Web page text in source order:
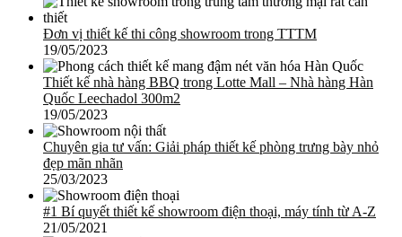
Đơn vị thiết kế thi công showroom trong TTTM
19/05/2023
Thiết kế nhà hàng BBQ trong Lotte Mall – Nhà hàng Hàn
Quốc Leechadol 300m2
19/05/2023
Chuyên gia tư vấn: Giải pháp thiết kế phòng trưng bày nhỏ
đẹp mãn nhãn
25/03/2023
#1 Bí quyết thiết kế showroom điện thoại, máy tính từ A-Z
21/05/2021